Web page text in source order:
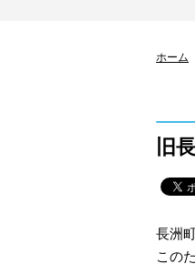
ホーム
旧
長洲
この